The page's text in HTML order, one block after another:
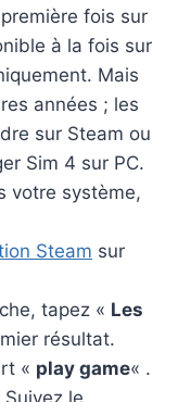
fois sur
à la fois sur
Mais
années ; les
sur Steam ou
Sim 4 sur PC.
votre système,
Steam sur
tapez « Les
résultat.
« play game« .
Suivez le